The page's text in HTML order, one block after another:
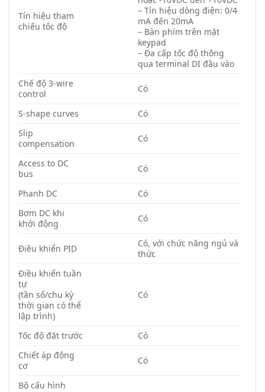
Tín hiệu tham
chiếu tốc độ
– Tín hiệu dòng điện: 0/4
mA đến 20mA
– Bàn phím trên mặt
keypad
– Đa cấp tốc độ thông
qua terminal DI đầu vào
Chế độ 3-wire
control
Có
S-shape curves
Có
Slip
compensation
Có
Access to DC
bus
Có
Phanh DC
Có
Bơm DC khi
khởi động
Có
Điều khiển PID
Có, với chức năng ngủ và
thức
Điều khiển tuần
tự
(tần số/chu kỳ
thời gian có thể
lập trình)
Có
Tốc độ đặt trước
Có
Chiết áp động
cơ
Có
Bộ cấu hình